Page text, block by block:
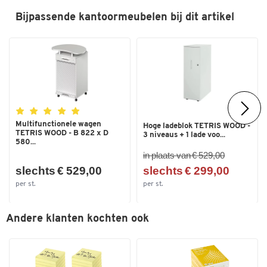
Schfer Shop Genius: Kwaliteit gemaakt door meester-vaklui voor
Bijpassende kantoormeubelen bij dit artikel
Multifunctionele wagen
TETRIS WOOD - B 822 x D
580...
slechts € 529,00
per st.
Hoge ladeblok TETRIS WOOD -
3 niveaus + 1 lade voo...
in plaats van € 529,00
slechts € 299,00
per st.
Andere klanten kochten ook